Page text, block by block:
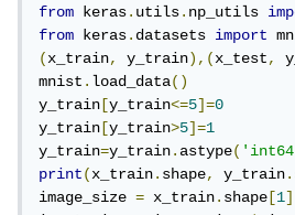
from keras.utils.np_utils
from keras.datasets import
(x_train, y_train),(x_test,
mnist.load_data()
y_train [y_train<=5]=0
y_train [y_train>5]=1
y_train=y_train.astype(
print(x_train.shape, y_train
image_size = x_train.shape [1]